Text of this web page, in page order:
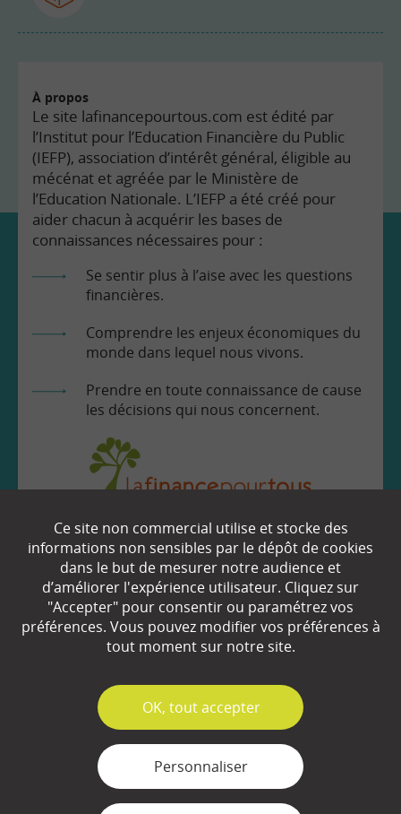
À propos
Le site lafinancepourtous.com est édité par
l’Institut pour l’Education Financière du Public
(IEFP), association d’intérêt général, éligible au
mécénat et agréée par le Ministère de
l’Education Nationale. L’IEFP a été créé pour
aider chacun à acquérir les bases de
connaissances nécessaires pour :
Se sentir plus à l’aise avec les questions
financières.
Comprendre les enjeux économiques du
monde dans lequel nous vivons.
Prendre en toute connaissance de cause
les décisions qui nous concernent.
EN SAVOIR
Qui sommes-nous ?
Partenaires
Plan du site
Mentions légales
Ce site non commercial utilise et stocke des
informations non sensibles par le dépôt de cookies
dans le but de mesurer notre audience et
d’améliorer l'expérience utilisateur. Cliquez sur
"Accepter" pour consentir ou paramétrez vos
préférences. Vous pouvez modifier vos préférences à
tout moment sur notre site.
✓
OK, tout accepter
Personnaliser